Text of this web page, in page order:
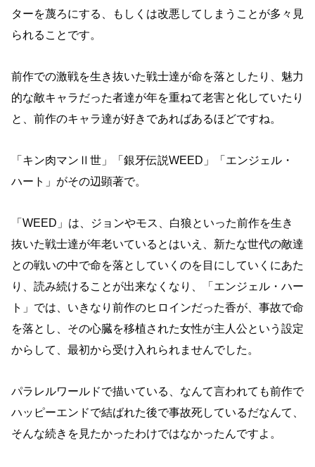
ターを蔑ろにする、もしくは改悪してしまうことが多々見
られることです。
前作での激戦を生き抜いた戦士達が命を落としたり、魅力
的な敵キャラだった者達が年を重ねて老害と化していたり
と、前作のキャラ達が好きであればあるほどですね。
「キン肉マンⅡ世」「銀牙伝説WEED」「エンジェル・
ハート」がその辺顕著で。
「WEED」は、ジョンやモス、白狼といった前作を生き
抜いた戦士達が年老いているとはいえ、新たな世代の敵達
との戦いの中で命を落としていくのを目にしていくにあた
り、読み続けることが出来なくなり、「エンジェル・ハー
ト」では、いきなり前作のヒロインだった香が、事故で命
を落とし、その心臓を移植された女性が主人公という設定
からして、最初から受け入れられませんでした。
パラレルワールドで描いている、なんて言われても前作で
ハッピーエンドで結ばれた後で事故死しているだなんて、
そんな続きを見たかったわけではなかったんですよ。